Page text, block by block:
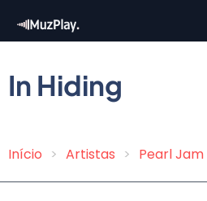
para
conteúdo
principal
In Hiding
Trilha
Início Artistas Pearl Jam